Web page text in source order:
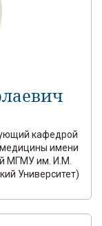
кафедрой
медицины имени
МГМУ им. И.М.
Университет)